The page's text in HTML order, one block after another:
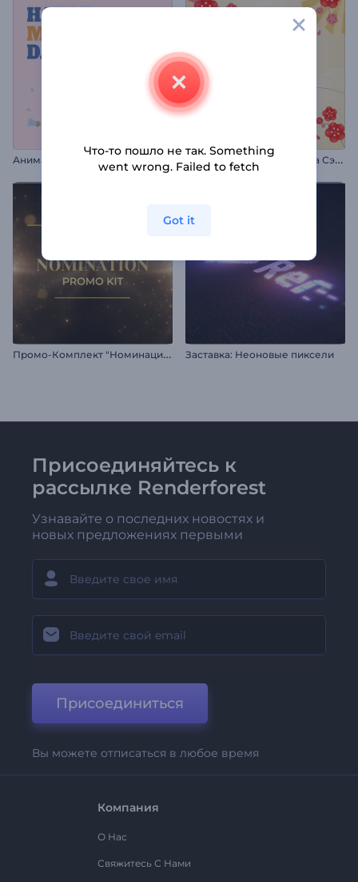
Анимация на День матери П
оздравительно видео на Сэцубун
П
ромо-Комплект "Номинации на Премию" Заставка: Неоновые пиксели
Присоединяйтесь к
рассылке Renderforest
Узнавайте о последних новостях и
новых предложениях первыми
Присоединиться
Вы можете отписаться в любое время
Компания
О Нас
Свяжитесь С Нами
Что-то пошло не так. Something
went wrong. Failed to fetch
Got it